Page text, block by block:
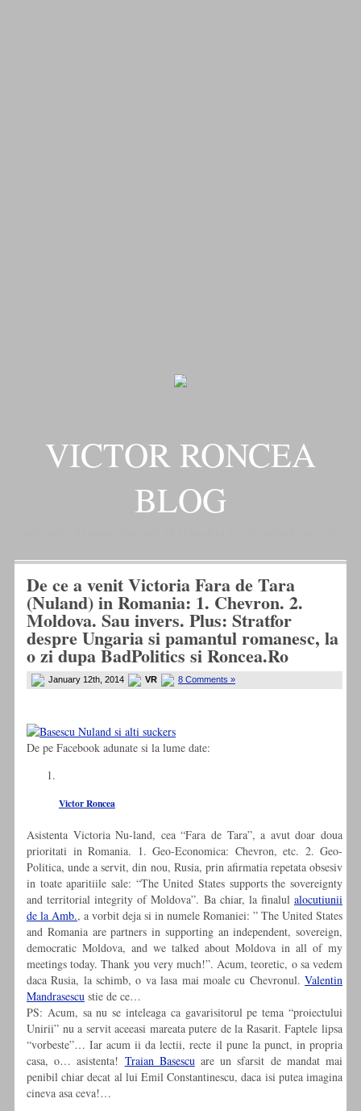
VICTOR RONCEA
BLOG
De ce a venit Victoria Fara de Tara
(Nuland) in Romania: 1. Chevron. 2.
Moldova. Sau invers. Plus: Stratfor
despre Ungaria si pamantul romanesc, la
o zi dupa BadPolitics si Roncea.Ro
January 12th, 2014 VR 8 Comments »
De pe Facebook adunate si la lume date:
Victor Roncea
Asistenta Victoria Nu-land, cea “Fara de Tara”, a avut doar doua
prioritati in Romania. 1. Geo-Economica: Chevron, etc. 2. Geo-
Politica, unde a servit, din nou, Rusia, prin afirmatia repetata obsesiv
in toate aparitiile sale: “The United States supports the sovereignty
and territorial integrity of Moldova”. Ba chiar, la finalul alocutiunii
de la Amb., a vorbit deja si in numele Romaniei: ” The United States
and Romania are partners in supporting an independent, sovereign,
democratic Moldova, and we talked about Moldova in all of my
meetings today. Thank you very much!”. Acum, teoretic, o sa vedem
daca Rusia, la schimb, o va lasa mai moale cu Chevronul. Valentin
Mandrasescu stie de ce…
PS: Acum, sa nu se inteleaga ca gavarisitorul pe tema “proiectului
Unirii” nu a servit aceeasi mareata putere de la Rasarit. Faptele lipsa
“vorbeste”… Iar acum ii da lectii, recte il pune la punct, in propria
casa, o… asistenta! Traian Basescuare un sfarsit de mandat mai
penibil chiar decat al lui Emil Constantinescu, daca isi putea imagina
cineva asa ceva!…